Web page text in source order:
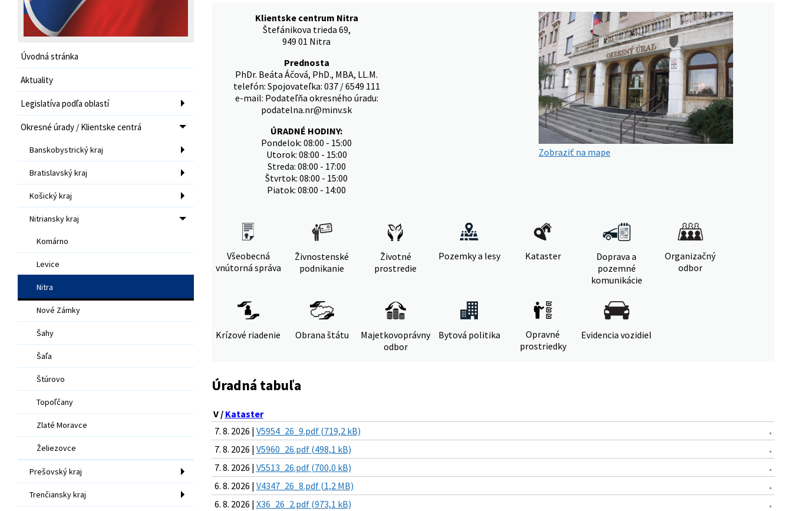
Úvodná stránka
Aktuality
Legislatíva podľa oblastí
Okresné úrady / Klientske centrá
Banskobystrický kraj
Bratislavský kraj
Košický kraj
Nitriansky kraj
Komárno
Levice
Nitra
Nové Zámky
Šahy
Šaľa
Štúrovo
Topoľčany
Zlaté Moravce
Želiezovce
Prešovský kraj
Trenčiansky kraj
Klientske centrum Nitra
Štefánikova trieda 69,
949 01 Nitra
Prednosta
PhDr. Beáta Áčová, PhD., MBA, LL.M.
telefón: Spojovateľka: 037 / 6549 111
e-mail: Podateľňa okresného úradu:
podatelna.nr@minv.sk
ÚRADNÉ HODINY:
Pondelok: 08:00 - 15:00
Utorok: 08:00 - 15:00
Streda: 08:00 - 17:00
Štvrtok: 08:00 - 15:00
Piatok: 08:00 - 14:00
Zobraziť na mape
Všeobecná
vnútorná správa
Živnostenské
podnikanie
Životné
prostredie
Pozemky a lesy Kataster
Doprava a
pozemné
komunikácie
Organizačný
odbor
Krízové riadenie Obrana štátu
Majetkovoprávny
odbor
Bytová politika
Opravné
prostriedky
Evidencia vozidiel
Úradná tabuľa
V / Kataster
7. 8. 2026 | V5954_26_9.pdf (719,2 kB)
7. 8. 2026 | V5960_26.pdf (498,1 kB)
7. 8. 2026 | V5513_26.pdf (700,0 kB)
6. 8. 2026 | V4347_26_8.pdf (1,2 MB)
6. 8. 2026 | X36_26_2.pdf (973,1 kB)